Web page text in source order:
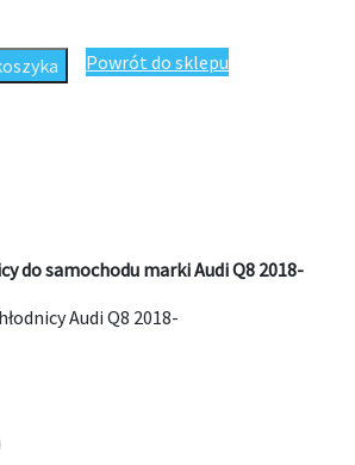
Audi Q8 2018- 4M0121003B
Powrót do sklepu
do samochodu marki Audi Q8 2018-
Audi Q8 2018-